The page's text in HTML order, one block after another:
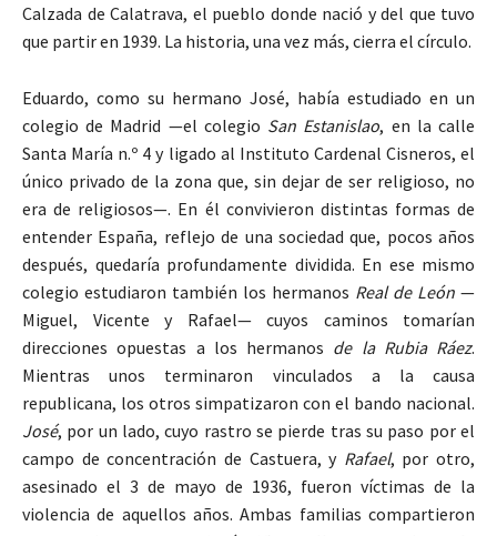
Calzada de Calatrava, el pueblo donde nació y del que tuvo
que partir en 1939. La historia, una vez más, cierra el círculo.
Eduardo, como su hermano José, había estudiado en un
colegio de Madrid —el colegio San Estanislao, en la calle
Santa María n.º 4 y ligado al Instituto Cardenal Cisneros, el
único privado de la zona que, sin dejar de ser religioso, no
era de religiosos—. En él convivieron distintas formas de
entender España, reflejo de una sociedad que, pocos años
después, quedaría profundamente dividida. En ese mismo
colegio estudiaron también los hermanos Real de León —
Miguel, Vicente y Rafael— cuyos caminos tomarían
direcciones opuestas a los hermanos de la Rubia Ráez.
Mientras unos terminaron vinculados a la causa
republicana, los otros simpatizaron con el bando nacional.
José, por un lado, cuyo rastro se pierde tras su paso por el
campo de concentración de Castuera, y Rafael, por otro,
asesinado el 3 de mayo de 1936, fueron víctimas de la
violencia de aquellos años. Ambas familias compartieron